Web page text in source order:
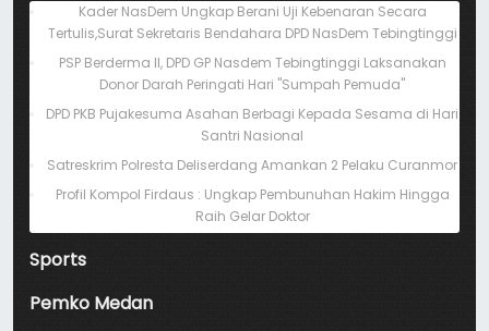
Kader NasDem Ungkap Berani Uji Kebenaran Secara
Tertulis,Surat Sekretaris Bendahara DPD NasDem Tebingtinggi
PSP Berderma II, DPD GP Nasdem Tebingtinggi Laksanakan
Donor Darah Peringati Hari "Sumpah Pemuda"
DPD PKB Pujakesuma Asahan Berbagi Kepada Sesama di Hari
Santri Nasional
Satreskrim Polresta Deliserdang Amankan 2 Pelaku Curanmor
Profil Kompol Firdaus : Ungkap Pembunuhan Hakim Hingga
Raih Gelar Doktor
Sports
Pemko Medan